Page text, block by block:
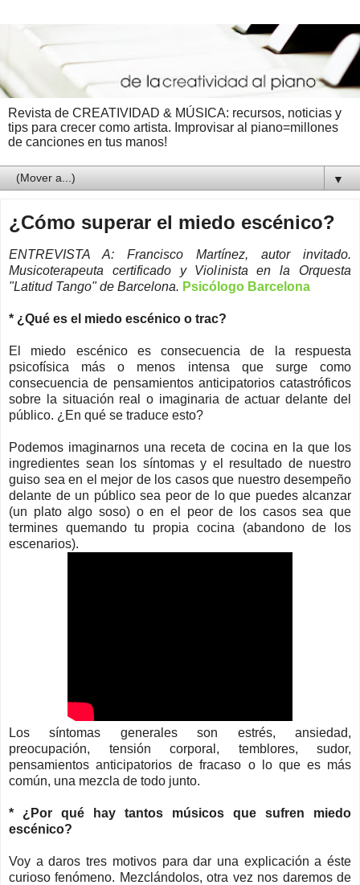
Revista de CREATIVIDAD & MÚSICA: recursos, noticias y
tips para crecer como artista. Improvisar al piano=millones
de canciones en tus manos!
▼
¿Cómo superar el miedo escénico?
ENTREVISTA A: Francisco Martínez, autor invitado.
Musicoterapeuta certificado y Violinista en la Orquesta
"Latitud Tango" de Barcelona. Psicólogo Barcelona
* ¿Qué es el miedo escénico o trac?
El miedo escénico es consecuencia de la respuesta
psicofísica más o menos intensa que surge como
consecuencia de pensamientos anticipatorios catastróficos
sobre la situación real o imaginaria de actuar delante del
público. ¿En qué se traduce esto?
Podemos imaginarnos una receta de cocina en la que los
ingredientes sean los síntomas y el resultado de nuestro
guiso sea en el mejor de los casos que nuestro desempeño
delante de un público sea peor de lo que puedes alcanzar
(un plato algo soso) o en el peor de los casos sea que
termines quemando tu propia cocina (abandono de los
escenarios).
Los síntomas generales son estrés, ansiedad,
preocupación, tensión corporal, temblores, sudor,
pensamientos anticipatorios de fracaso o lo que es más
común, una mezcla de todo junto.
* ¿Por qué hay tantos músicos que sufren miedo
escénico?
Voy a daros tres motivos para dar una explicación a éste
curioso fenómeno. Mezclándolos, otra vez nos daremos de